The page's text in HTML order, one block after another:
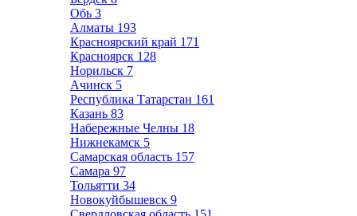
Обь 3
Алматы 193
Красноярский край 171
Красноярск 128
Норильск 7
Ачинск 5
Республика Татарстан 161
Казань 83
Набережные Челны 18
Нижнекамск 5
Самарская область 157
Самара 97
Тольятти 34
Новокуйбышевск 9